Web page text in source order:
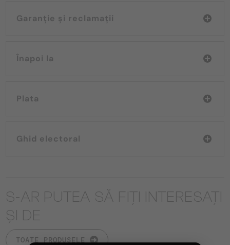
Garanție și reclamații
Înapoi la
Plata
Ghid electoral
S-AR PUTEA SĂ FIȚI INTERESAȚI
ȘI DE
TOATE PRODUSELE